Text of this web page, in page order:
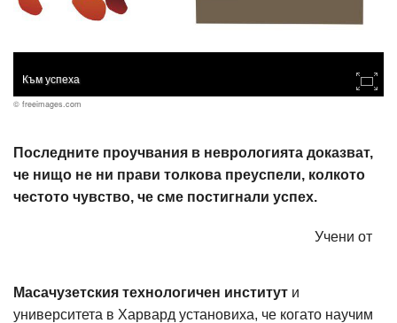
Към успеха
© freeimages.com
Последните проучвания в неврологията доказват,
че нищо не ни прави толкова преуспели, колкото
честото чувство, че сме постигнали успех.
Учени от
Масачузетския технологичен институт и
университета в Харвард установиха, че когато научим